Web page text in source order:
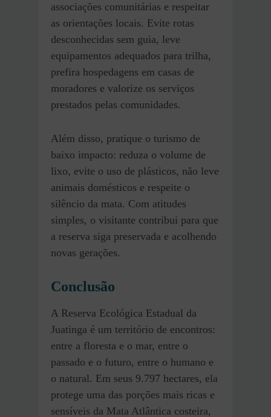
associações comunitárias e respeitar
as orientações locais. Evite rotas
desconhecidas sem guia, leve
equipamentos adequados para trilha,
prefira hospedagens em casas de
moradores e valorize os serviços
prestados pelas comunidades.
Além disso, pratique o turismo de
baixo impacto: reduza o volume de
lixo, evite o uso de plásticos, não leve
animais domésticos e respeite o
silêncio da mata. Com atitudes
simples, o visitante contribui para que
a reserva siga preservada e acolhendo
novas gerações.
Conclusão
A Reserva Ecológica Estadual da
Juatinga é um território de encontros:
entre a floresta e o mar, entre o
passado e o futuro, entre o humano e
o natural. Em seus 9.797 hectares, ela
protege uma das porções mais ricas e
sensíveis da Mata Atlântica costeira,